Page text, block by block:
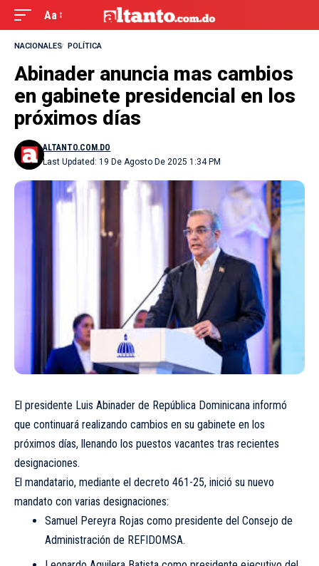
Aa
NACIONALES POLÍTICA
Abinader anuncia mas cambios
en gabinete presidencial en los
próximos días
Last Updated: 19 De Agosto De 2025 1:34 PM
ALTANTO.COM.DO
El presidente Luis Abinader de República Dominicana informó
que continuará realizando cambios en su gabinete en los
próximos días, llenando los puestos vacantes tras recientes
designaciones.
El mandatario, mediante el decreto 461-25, inició su nuevo
mandato con varias designaciones:
Samuel Pereyra Rojas como presidente del Consejo de
Administración de REFIDOMSA.